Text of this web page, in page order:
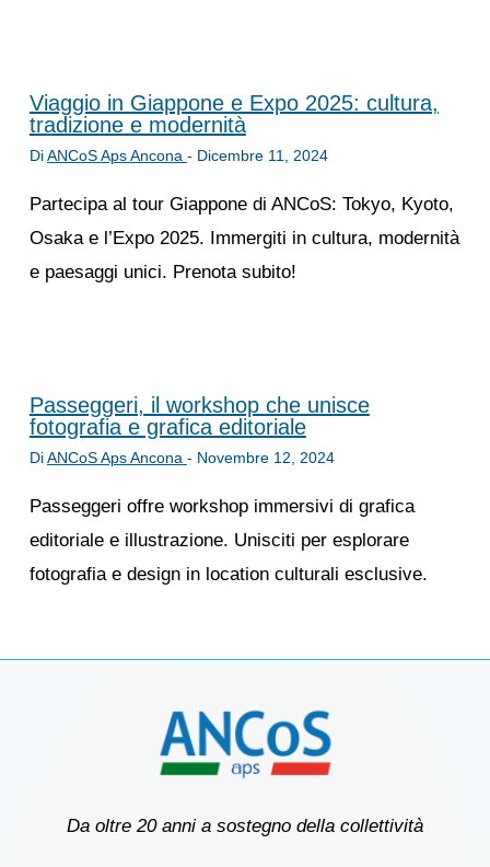
Viaggio in Giappone e Expo 2025: cultura,
tradizione e modernità
DiANCoS Aps Ancona - Dicembre 11, 2024
Partecipa al tour Giappone di ANCoS: Tokyo, Kyoto,
Osaka e l’Expo 2025. Immergiti in cultura, modernità
e paesaggi unici. Prenota subito!
Passeggeri, il workshop che unisce
fotografia e grafica editoriale
DiANCoS Aps Ancona - Novembre 12, 2024
Passeggeri offre workshop immersivi di grafica
editoriale e illustrazione. Unisciti per esplorare
fotografia e design in location culturali esclusive.
Da oltre 20 anni a sostegno della collettività